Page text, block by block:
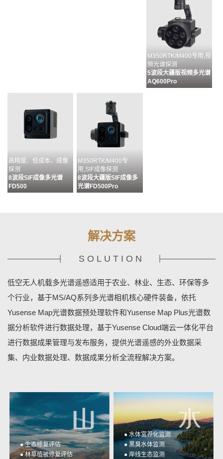
M350RTK/M400专用,视
频光谱探测
5波段大疆版视频多光谱
AQ600Pro
高精度、低成本、成像
探测
8波段SIF成像多光谱
FD500
M350RTK/M400专
用,SIF成像探测
8波段大疆版SIF成像多
光谱FD500Pro
数据预处理软件MAP
数据分析软件MAPPLUS
地基终端控制软件
YUSENSENET
展示
光谱数据展示平台
YUSENSEVIEWER
YUSENSESDK
解决方案
SOLUTION
低空无人机载多光谱遥感适用于农业、林业、生态、环保等多
个行业，基于MS/AQ系列多光谱相机核心硬件装备，依托
Yusense Map光谱数据预处理软件和Yusense Map Plus光谱数
据分析软件进行数据处理，基于Yusense Cloud端云一体化平台
进行数据成果管理与发布服务，提供光谱遥感的外业数据采
集、内业数据处理、数据成果分析全流程解决方案。
● 生态修复评估
● 林草植被修复评估
● 水体富养化监测
● 黑臭水体监测
● 岸线生态监测